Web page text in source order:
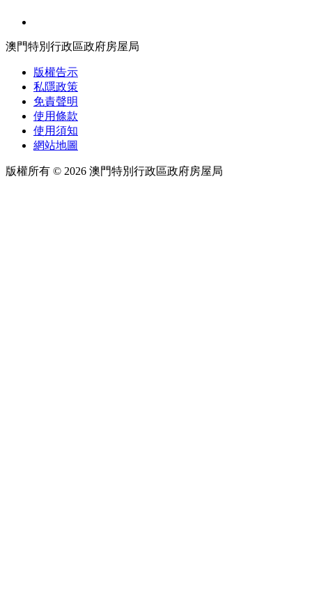
澳門特別行政區政府房屋局
版權告示
私隱政策
免責聲明
使用條款
使用須知
網站地圖
版權所有 ©️ 2026 澳門特別行政區政府房屋局